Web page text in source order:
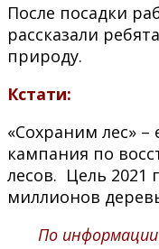
После посадки
рассказали
природу.
Кстати:
«Сохраним лес»
кампания по
лесов. Цель 2021
миллионов
По